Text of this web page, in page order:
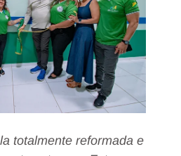
totalmente reformada e